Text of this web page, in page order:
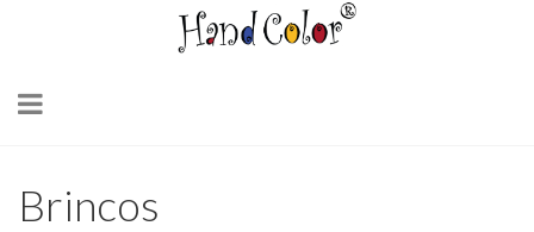
Toggle
Brincos